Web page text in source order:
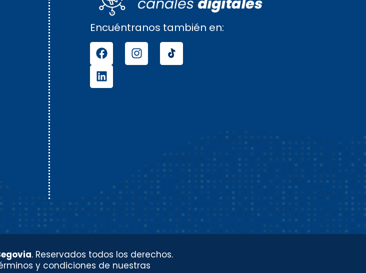
Encuéntranos también en:
. Reservados todos los derechos.
y condiciones de nuestras